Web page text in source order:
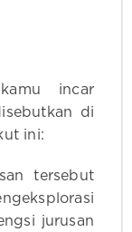
incar
di
ini:
tersebut
jurusan